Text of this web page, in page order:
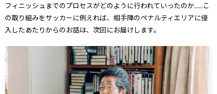
フィニッシュまでのプロセスがどのように行われていったのか......こ
の取り組みをサッカーに例えれば、相手陣のペナルティエリアに侵
入したあたりからのお話は、次回にお届けします。